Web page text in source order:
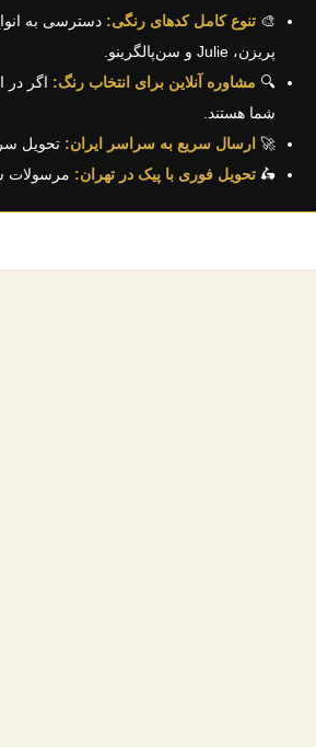
🎨 تنوع کامل کدهای رنگی:
پریزن، Julie و سن‌پالگرینو.
🔍 مشاوره آنلاین برای انتخاب رنگ: اگر در
شما هستند.
🚀 ارسال سریع به سراسر ایران: تحویل
🛵 تحویل فوری با پیک در تهران: مرسولات